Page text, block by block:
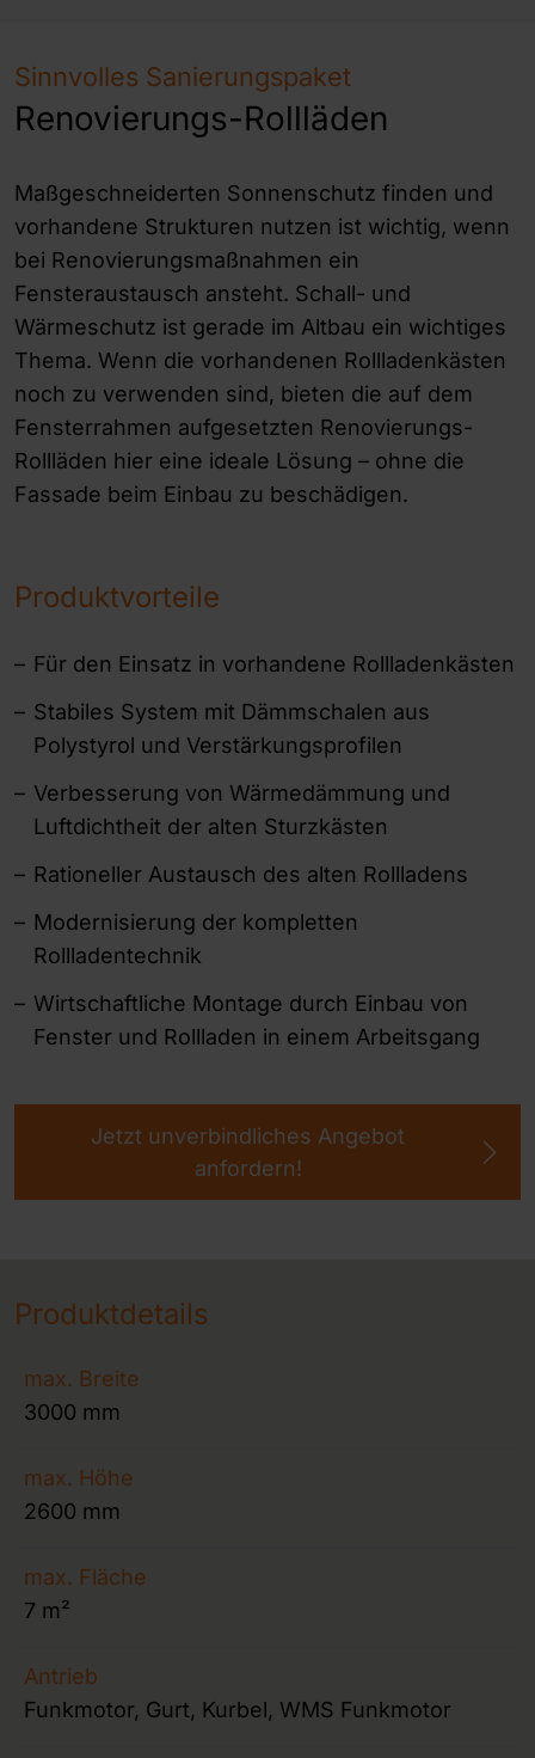
Sinnvolles Sanierungspaket
Renovierungs-Rollläden
Maßgeschneiderten Sonnenschutz finden und
vorhandene Strukturen nutzen ist wichtig, wenn
bei Renovierungsmaßnahmen ein
Fensteraustausch ansteht. Schall- und
Wärmeschutz ist gerade im Altbau ein wichtiges
Thema. Wenn die vorhandenen Rollladenkästen
noch zu verwenden sind, bieten die auf dem
Fensterrahmen aufgesetzten Renovierungs-
Rollläden hier eine ideale Lösung – ohne die
Fassade beim Einbau zu beschädigen.
Produktvorteile
Für den Einsatz in vorhandene Rollladenkästen
Stabiles System mit Dämmschalen aus
Polystyrol und Verstärkungsprofilen
Verbesserung von Wärmedämmung und
Luftdichtheit der alten Sturzkästen
Rationeller Austausch des alten Rollladens
Modernisierung der kompletten
Rollladentechnik
Wirtschaftliche Montage durch Einbau von
Fenster und Rollladen in einem Arbeitsgang
Jetzt unverbindliches Angebot
anfordern!
Produktdetails
max. Breite
3000 mm
max. Höhe
2600 mm
max. Fläche
7 m²
Antrieb
Funkmotor, Gurt, Kurbel, WMS Funkmotor